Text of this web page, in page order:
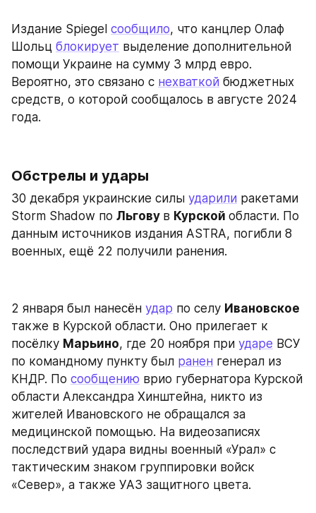
Издание Spiegel сообщило, что канцлер Олаф
Шольц блокирует выделение дополнительной
помощи Украине на сумму 3 млрд евро.
Вероятно, это связано с нехваткой бюджетных
средств, о которой сообщалось в августе 2024
года.
Обстрелы и удары
30 декабря украинские силы ударили ракетами
Storm Shadow по Льгову в Курской области. По
данным источников издания ASTRA, погибли 8
военных, ещё 22 получили ранения.
2 января был нанесён удар по селу Ивановское
также в Курской области. Оно прилегает к
посёлку Марьино, где 20 ноября при ударе ВСУ
по командному пункту был ранен генерал из
КНДР. По сообщению врио губернатора Курской
области Александра Хинштейна, никто из
жителей Ивановского не обращался за
медицинской помощью. На видеозаписях
последствий удара видны военный «Урал» с
тактическим знаком группировки войск
«Север», а также УАЗ защитного цвета.